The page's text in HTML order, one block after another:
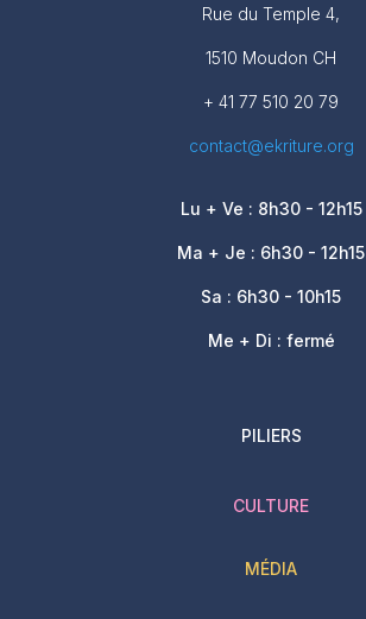
Rue du Temple 4,
1510 Moudon CH
+ 41 77 510 20 79
contact@ekriture.org
Lu + Ve : 8h30 - 12h15
Ma + Je : 6h30 - 12h15
Sa : 6h30 - 10h15
Me + Di : fermé
PILIERS
CULTURE
MÉDIA